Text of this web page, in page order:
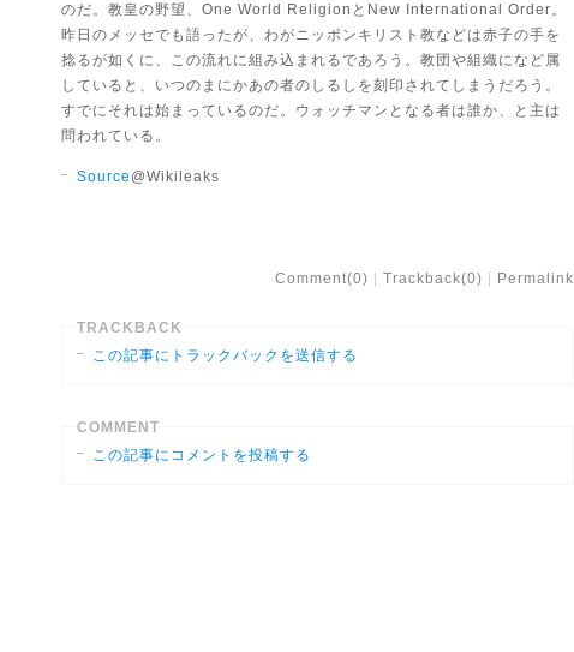
のだ。教皇の野望、One World ReligionとNew International Order。
昨日のメッセでも語ったが、わがニッポンキリスト教などは赤子の手を
捻るが如くに、この流れに組み込まれるであろう。教団や組織になど属
していると、いつのまにかあの者のしるしを刻印されてしまうだろう。
すでにそれは始まっているのだ。ウォッチマンとなる者は誰か、と主は
問われている。
Source @Wikileaks
Comment(0) Trackback(0) Permalink
TRACKBACK
この記事にトラックバックを送信する
COMMENT
この記事にコメントを投稿する